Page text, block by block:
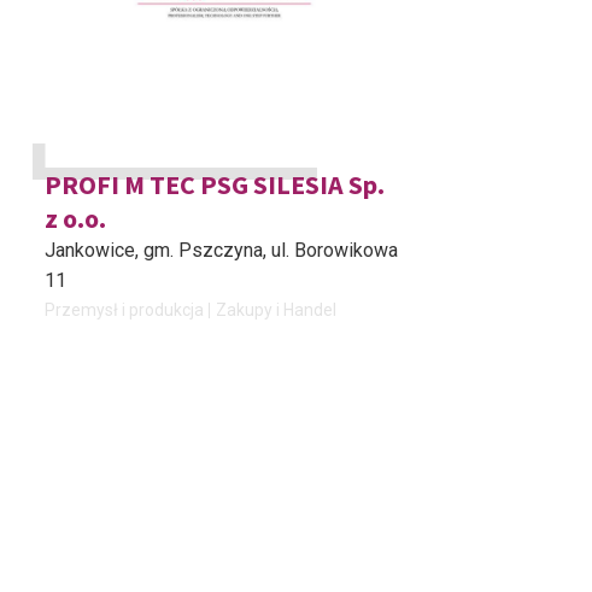
PROFI M TEC PSG SILESIA Sp.
z o.o.
Jankowice, gm. Pszczyna, ul. Borowikowa
11
Przemysł i produkcja Zakupy i Handel